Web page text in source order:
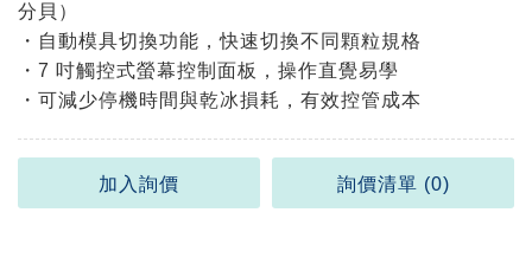
分貝）
・自動模具切換功能，快速切換不同顆粒規格
・7 吋觸控式螢幕控制面板，操作直覺易學
・可減少停機時間與乾冰損耗，有效控管成本
加入詢價 詢價清單 (0)